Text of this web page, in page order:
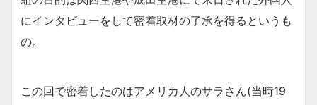
にインタビューをして密着取材の了承を得るというも
の。
この回で密着したのはアメリカ人のサラさん(当時19